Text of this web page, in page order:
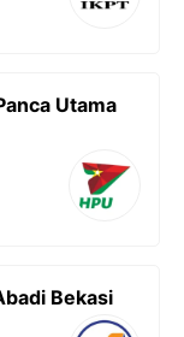
Utama
Bekasi